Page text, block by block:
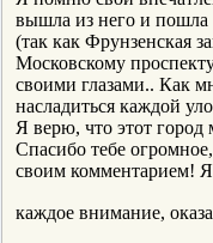
вышла из него и пошла
(так как Фрунзенская
Московскому
своими глазами.. Как
насладиться каждой
Я верю, что этот город
Спасибо тебе
своим комментарием!
каждое внимание,